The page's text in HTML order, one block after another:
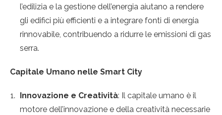
l’edilizia e la gestione dell’energia aiutano a rendere
gli edifici più efficienti e a integrare fonti di energia
rinnovabile, contribuendo a ridurre le emissioni di gas
serra.
Capitale Umano nelle Smart City
Innovazione e Creatività: Il capitale umano è il
motore dell’innovazione e della creatività necessarie